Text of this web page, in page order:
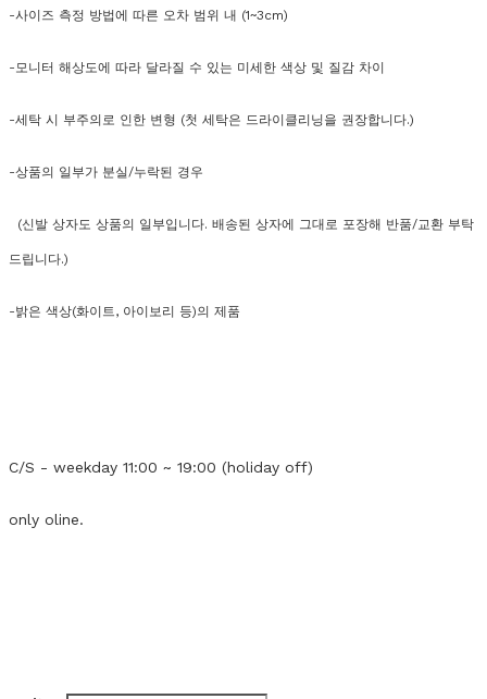
-사이즈 측정 방법에 따른 오차 범위 내 (1~3cm)
-모니터 해상도에 따라 달라질 수 있는 미세한 색상 및 질감 차이
-세탁 시 부주의로 인한 변형 (첫 세탁은 드라이클리닝을 권장합니다.)
-상품의 일부가 분실/누락된 경우
(신발 상자도 상품의 일부입니다. 배송된 상자에 그대로 포장해 반품/교환 부탁
드립니다.)
-밝은 색상(화이트, 아이보리 등)의 제품
C/S - weekday 11:00 ~ 19:00 (holiday off)
only oline.